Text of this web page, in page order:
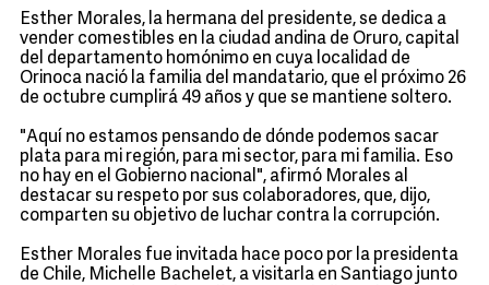
Esther Morales, la hermana del presidente, se dedica a
vender comestibles en la ciudad andina de Oruro, capital
del departamento homónimo en cuya localidad de
Orinoca nació la familia del mandatario, que el próximo 26
de octubre cumplirá 49 años y que se mantiene soltero.
"Aquí no estamos pensando de dónde podemos sacar
plata para mi región, para mi sector, para mi familia. Eso
no hay en el Gobierno nacional", afirmó Morales al
destacar su respeto por sus colaboradores, que, dijo,
comparten su objetivo de luchar contra la corrupción.
Esther Morales fue invitada hace poco por la presidenta
de Chile, Michelle Bachelet, a visitarla en Santiago junto